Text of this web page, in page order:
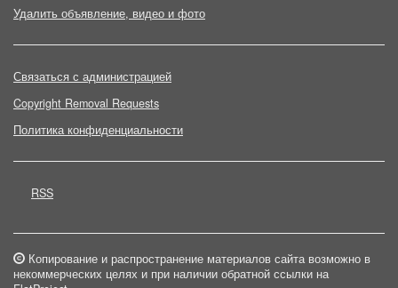
Удалить объявление, видео и фото
Связаться с администрацией
Copyright Removal Requests
Политика конфиденциальности
RSS
Копирование и распространение материалов сайта возможно в
некоммерческих целях и при наличии обратной ссылки на